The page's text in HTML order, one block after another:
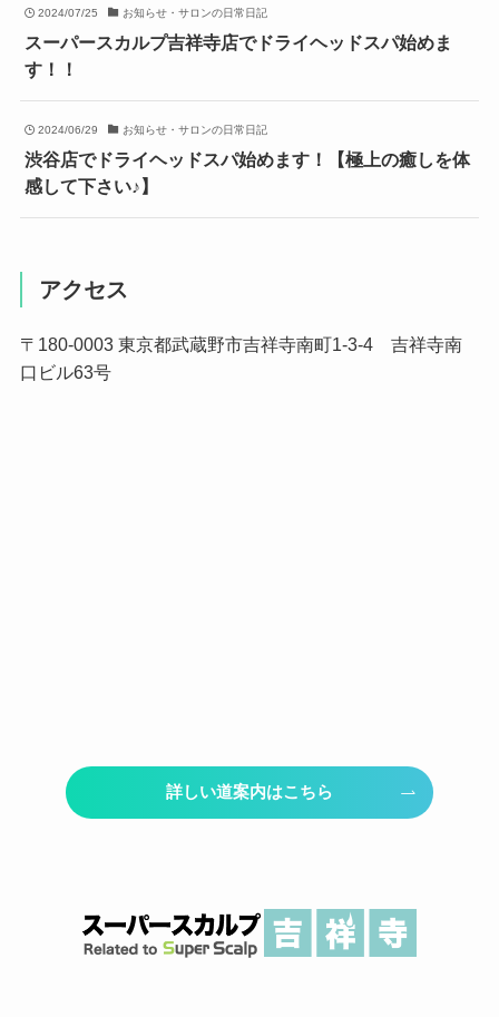
2024/07/25 お知らせ・サロンの日常日記
スーパースカルプ吉祥寺店でドライヘッドスパ始めま
す！！
2024/06/29 お知らせ・サロンの日常日記
渋谷店でドライヘッドスパ始めます！【極上の癒しを体
感して下さい♪】
アクセス
〒180-0003 東京都武蔵野市吉祥寺南町1-3-4 吉祥寺南
口ビル63号
詳しい道案内はこちら